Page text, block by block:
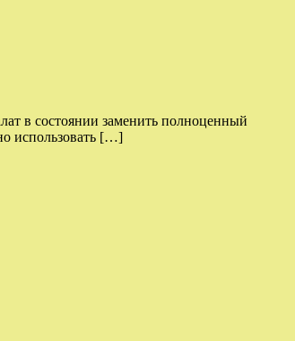
в состоянии заменить полноценный
использовать […]